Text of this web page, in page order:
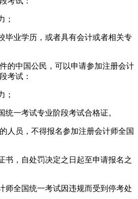
；
毕业学历，或者具有会计或者相关专
的中国公民，可以申请参加注册会计
考试：
；
统一考试专业阶段考试合格证。
人员，不得报名参加注册会计师全国
书，自处罚决定之日起至申请报名之
师全国统一考试因违规而受到停考处